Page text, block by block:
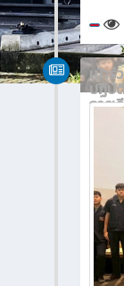
เข้าร่
ปฏิบั
การ